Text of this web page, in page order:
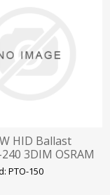
HID Ballast
3DIM OSRAM
PTO-150